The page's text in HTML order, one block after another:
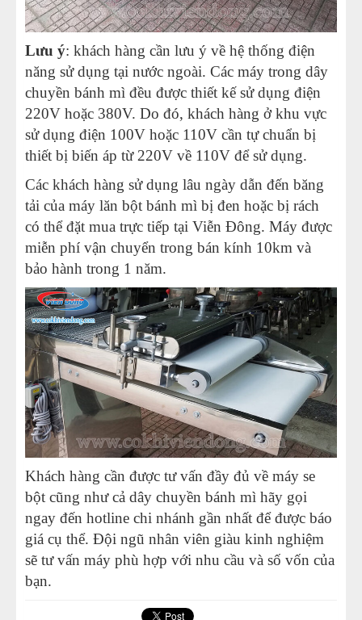
Lưu ý: khách hàng cần lưu ý về hệ thống điện
năng sử dụng tại nước ngoài. Các máy trong dây
chuyền bánh mì đều được thiết kế sử dụng điện
220V hoặc 380V. Do đó, khách hàng ở khu vực
sử dụng điện 100V hoặc 110V cần tự chuẩn bị
thiết bị biến áp từ 220V về 110V để sử dụng.
Các khách hàng sử dụng lâu ngày dẫn đến băng
tải của máy lăn bột bánh mì bị đen hoặc bị rách
có thể đặt mua trực tiếp tại Viễn Đông. Máy được
miễn phí vận chuyển trong bán kính 10km và
bảo hành trong 1 năm.
Khách hàng cần được tư vấn đầy đủ về máy se
bột cũng như cả dây chuyền bánh mì hãy gọi
ngay đến hotline chi nhánh gần nhất để được báo
giá cụ thể. Đội ngũ nhân viên giàu kinh nghiệm
sẽ tư vấn máy phù hợp với nhu cầu và số vốn của
bạn.